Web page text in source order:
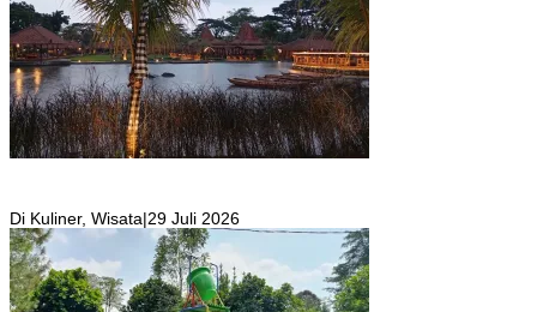
Di Kuliner, Wisata|29 Juli 2026